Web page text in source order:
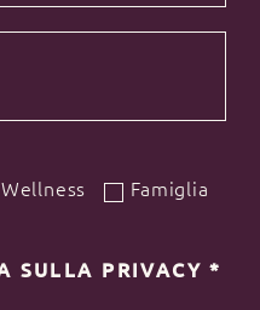
Wellness Famiglia
SULLA PRIVACY*